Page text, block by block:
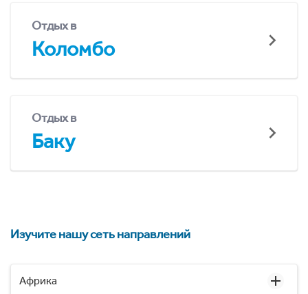
Отдых в
Коломбо
Отдых в
Баку
Изучите нашу сеть направлений
Африка